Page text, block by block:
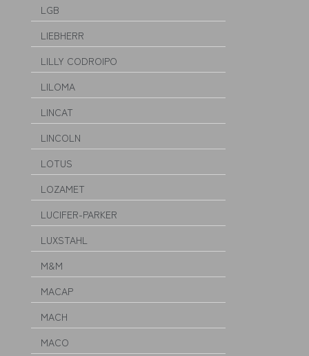
LGB
LIEBHERR
LILLY CODROIPO
LILOMA
LINCAT
LINCOLN
LOTUS
LOZAMET
LUCIFER-PARKER
LUXSTAHL
M&M
MACAP
MACH
MACO